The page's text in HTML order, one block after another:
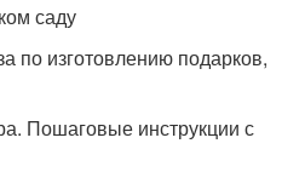
саду
по изготовлению подарков,
Пошаговые инструкции с